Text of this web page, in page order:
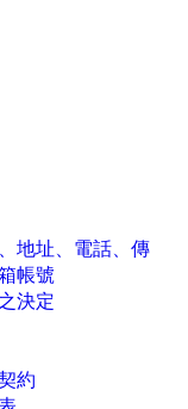
地址、電話、傳
帳號
決定
約